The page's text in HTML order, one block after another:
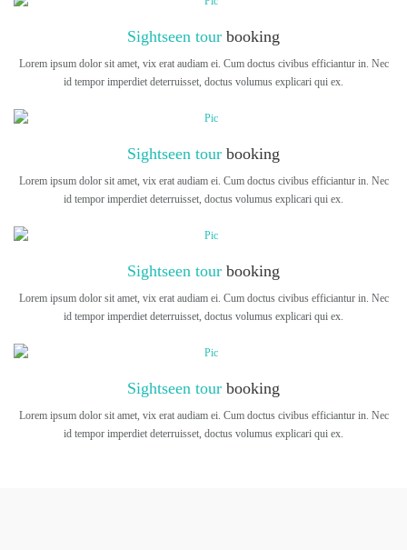
Sightseen tour booking
Lorem ipsum dolor sit amet, vix erat audiam ei. Cum doctus civibus efficiantur in. Nec
id tempor imperdiet deterruisset, doctus volumus explicari qui ex.
Sightseen tour booking
Lorem ipsum dolor sit amet, vix erat audiam ei. Cum doctus civibus efficiantur in. Nec
id tempor imperdiet deterruisset, doctus volumus explicari qui ex.
Sightseen tour booking
Lorem ipsum dolor sit amet, vix erat audiam ei. Cum doctus civibus efficiantur in. Nec
id tempor imperdiet deterruisset, doctus volumus explicari qui ex.
Sightseen tour booking
Lorem ipsum dolor sit amet, vix erat audiam ei. Cum doctus civibus efficiantur in. Nec
id tempor imperdiet deterruisset, doctus volumus explicari qui ex.